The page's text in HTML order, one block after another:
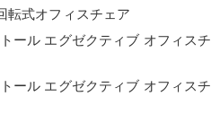
転式オフィスチェア
ール エグゼクティブ オフィスチ
ール エグゼクティブ オフィスチ